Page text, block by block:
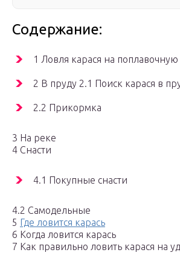
Содержание:
1 Ловля карася на поплавочную
2 В пруду 2.1 Поиск карася в
2.2 Прикормка
3 На реке
4 Снасти
4.1 Покупные снасти
4.2 Самодельные
5 Где ловится карась
6 Когда ловится карась
7 Как правильно ловить карася на